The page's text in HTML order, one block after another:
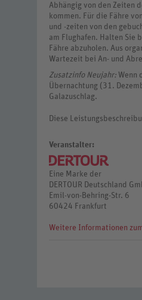
Abhängig von den Zeiten
kommen. Für die Fähre
und -zeiten von den
am Flughafen. Halten Sie
Fähre abzuholen. Aus
Wartezeit bei An- und
Zusatzinfo Neujahr: Wenn
Übernachtung (31.
Galazuschlag.
Diese
Veranstalter:
Eine Marke der
DERTOUR Deutschland
Emil-von-Behring-Str. 6
60424 Frankfurt
Weitere Informationen